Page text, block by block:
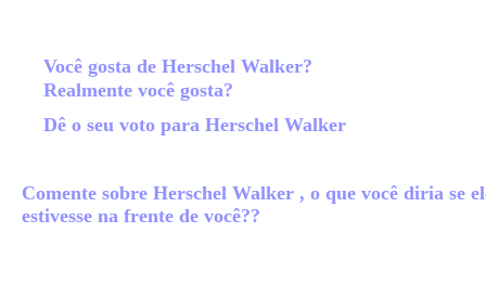
Você gosta de Herschel Walker?
Realmente você gosta?
Dê o seu voto para Herschel Walker
Comente sobre Herschel Walker , o que você diria se
estivesse na frente de você??